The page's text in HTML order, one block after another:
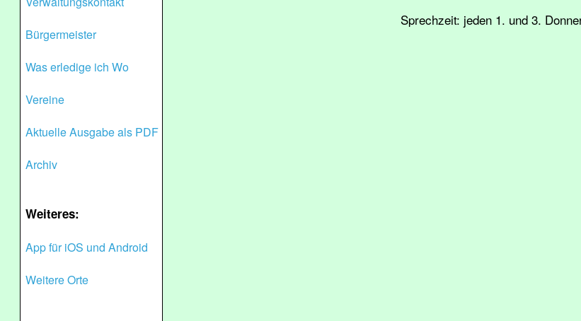
Bürgermeister
Was erledige ich Wo
Vereine
Aktuelle Ausgabe als PDF
Archiv
Weiteres:
App für iOS und Android
Weitere Orte
Sprechzeit: jeden 1. und 3.